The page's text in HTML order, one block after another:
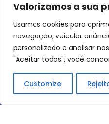
Valorizamos a sua
Usamos cookies para
navegação, veicular
personalizado e analisar
"Aceitar todos", você
Customize
QUEM SOMOS
INVEST